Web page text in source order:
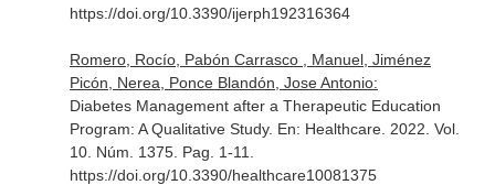
https://doi.org/10.3390/ijerph192316364
Romero, Rocío, Pabón Carrasco , Manuel, Jiménez
Picón, Nerea, Ponce Blandón, Jose Antonio:
Diabetes Management after a Therapeutic Education
Program: A Qualitative Study. En: Healthcare. 2022. Vol.
10. Núm. 1375. Pag. 1-11.
https://doi.org/10.3390/healthcare10081375